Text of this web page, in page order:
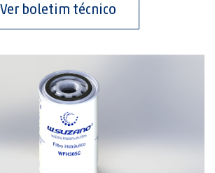
Ver boletim técnico